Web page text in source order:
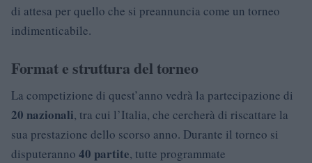
di attesa per quello che si preannuncia come un torneo
indimenticabile.
Format e struttura del torneo
La competizione di quest’anno vedrà la partecipazione di
20 nazionali, tra cui l’Italia, che cercherà di riscattare la
sua prestazione dello scorso anno. Durante il torneo si
disputeranno 40 partite, tutte programmate